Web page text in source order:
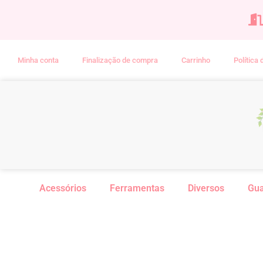
Minha conta Finalização de compra Carrinho Política
Acessórios Ferramentas Diversos